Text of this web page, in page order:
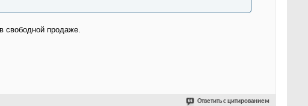
свободной продаже.
Ответить с цитированием